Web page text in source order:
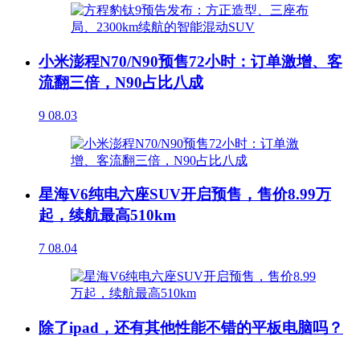
小米澎程N70/N90预售72小时：订单激增、客
流翻三倍，N90占比八成
9 08.03
星海V6纯电六座SUV开启预售，售价8.99万
起，续航最高510km
7 08.04
除了ipad，还有其他性能不错的平板电脑吗？